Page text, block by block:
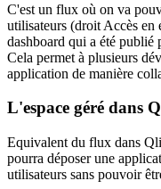
C'est un flux où on va
utilisateurs (droit Accès en
dashboard qui a été publié
Cela permet à plusieurs
application de manière
L'espace géré dans
Equivalent du flux dans
pourra déposer une
utilisateurs sans pouvoir